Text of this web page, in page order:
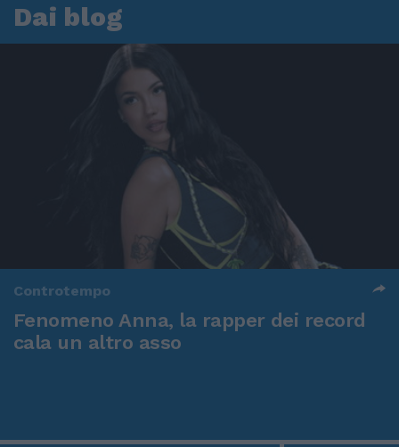
Dai blog
Controtempo
Fenomeno Anna, la rapper dei record
cala un altro asso